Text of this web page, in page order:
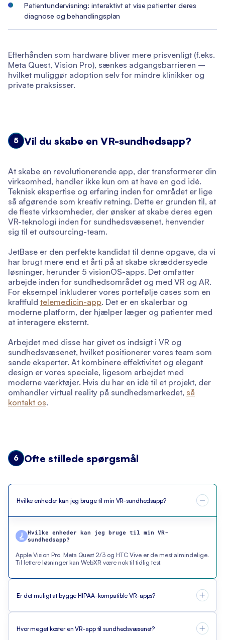
Patientundervisning: interaktivt at vise patienter deres
diagnose og behandlingsplan
Efterhånden som hardware bliver mere prisvenligt (f.eks.
Meta Quest, Vision Pro), sænkes adgangsbarrieren –
hvilket muliggør adoption selv for mindre klinikker og
private praksisser.
5 Vil du skabe en VR-sundhedsapp?
At skabe en revolutionerende app, der transformerer din
virksomhed, handler ikke kun om at have en god idé.
Teknisk ekspertise og erfaring inden for området er lige
så afgørende som kreativ retning. Dette er grunden til, at
de fleste virksomheder, der ønsker at skabe deres egen
VR-teknologi inden for sundhedsvæsenet, henvender
sig til et outsourcing-team.
JetBase er den perfekte kandidat til denne opgave, da vi
har brugt mere end et årti på at skabe skræddersyede
løsninger, herunder 5 visionOS-apps. Det omfatter
arbejde inden for sundhedsområdet og med VR og AR.
For eksempel inkluderer vores portefølje cases som en
kraftfuld telemedicin-app. Det er en skalerbar og
moderne platform, der hjælper læger og patienter med
at interagere eksternt.
Arbejdet med disse har givet os indsigt i VR og
sundhedsvæsenet, hvilket positionerer vores team som
sande eksperter. At kombinere effektivitet og elegant
design er vores speciale, ligesom arbejdet med
moderne værktøjer. Hvis du har en idé til et projekt, der
omhandler virtual reality på sundhedsmarkedet, så
kontakt os.
6 Ofte stillede spørgsmål
Hvilke enheder kan jeg bruge til min VR-sundhedsapp?
Hvilke enheder kan jeg bruge til min VR-
sundhedsapp?
Apple Vision Pro, Meta Quest 2/3 og HTC Vive er de mest almindelige.
Til lettere løsninger kan WebXR være nok til tidlig test.
Er det muligt at bygge HIPAA-kompatible VR-apps?
Hvor meget koster en VR-app til sundhedsvæsenet?